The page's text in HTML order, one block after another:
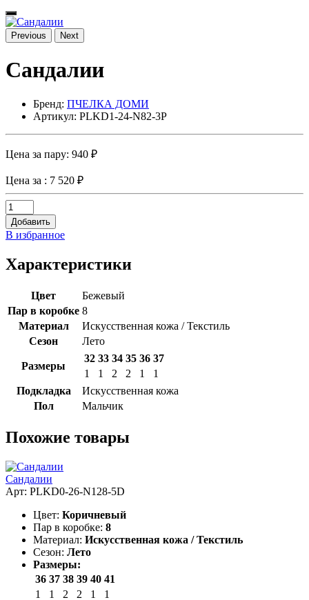
Previous Next
Сандалии
Бренд: ПЧЕЛКА ДОМИ
Артикул: PLKD1-24-N82-3P
Цена за пару: 940 ₽
Цена за : 7 520 ₽
Добавить
В избранное
Характеристики
Цвет
Бежевый
Пар в коробке 8
Материал
Искусственная кожа / Текстиль
Сезон
Лето
Размеры
32 33 34 35 36 37
1
1 2 2 1
1
Подкладка
Искусственная кожа
Пол
Мальчик
Похожие товары
Сандалии
Арт: PLKD0-26-N128-5D
Цвет: Коричневый
Пар в коробке: 8
Материал: Искусственная кожа / Текстиль
Сезон: Лето
Размеры:
36 37 38 39 40 41
1
1 2 2 1 1